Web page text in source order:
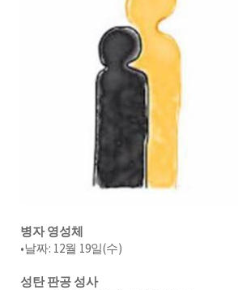
병자 영성체
•날짜: 12월 19일(수)
성탄 판공 성사